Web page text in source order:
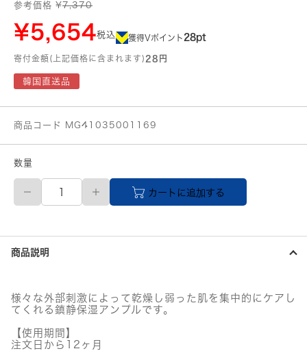
参考価格 ¥7,370
¥5,654税込 獲得Vポイント 28pt
寄付金額(上記価格に含まれます) 28円
韓国直送品
商品コード MG41035001169
数量
REJURAN
ジ
ラ
ン)
ダ
ヒ
ー
ー
モ
カートに追加する
商品説明
様々な外部刺激によって乾燥し弱った肌を集中的にケアし
てくれる鎮静保湿アンプルです。
【使用期間】
注文日から12ヶ月